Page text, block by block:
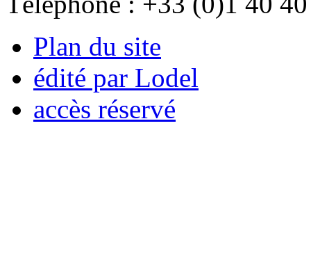
Plan du site
édité par Lodel
accès réservé